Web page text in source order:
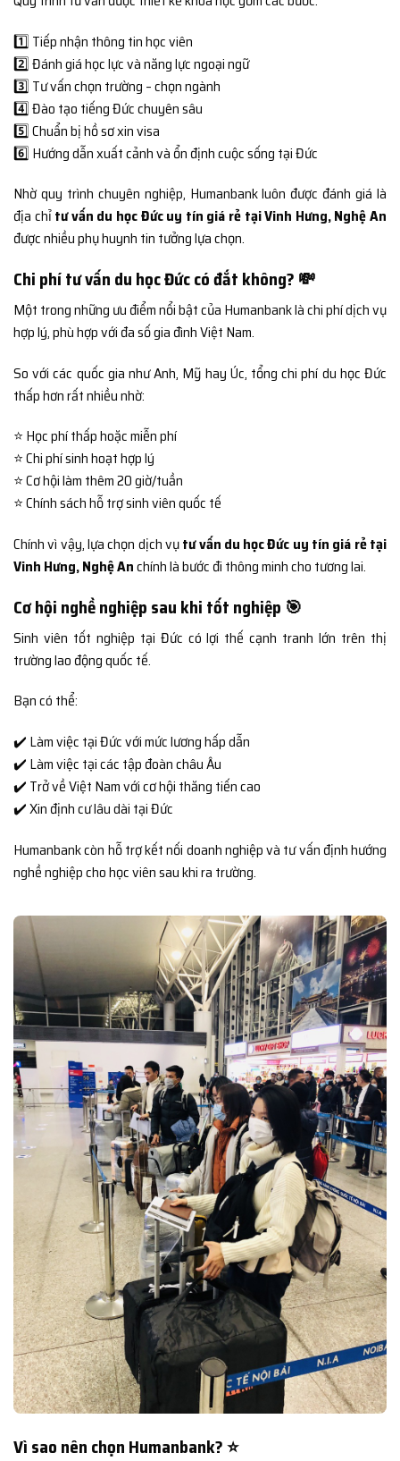
1️⃣ Tiếp nhận thông tin học viên
2️⃣ Đánh giá học lực và năng lực ngoại ngữ
3️⃣ Tư vấn chọn trường – chọn ngành
4️⃣ Đào tạo tiếng Đức chuyên sâu
5️⃣ Chuẩn bị hồ sơ xin visa
6️⃣ Hướng dẫn xuất cảnh và ổn định cuộc sống tại Đức
Nhờ quy trình chuyên nghiệp, Humanbank luôn được đánh giá là
địa chỉtư vấn du học Đức uy tín giá rẻ tại Vinh Hưng, Nghệ An
được nhiều phụ huynh tin tưởng lựa chọn.
Chi phí tư vấn du học Đức có đắt không? 💸
Một trong những ưu điểm nổi bật của Humanbank là chi phí dịch vụ
hợp lý, phù hợp với đa số gia đình Việt Nam.
So với các quốc gia như Anh, Mỹ hay Úc, tổng chi phí du học Đức
thấp hơn rất nhiều nhờ:
⭐ Học phí thấp hoặc miễn phí
⭐ Chi phí sinh hoạt hợp lý
⭐ Cơ hội làm thêm 20 giờ/tuần
⭐ Chính sách hỗ trợ sinh viên quốc tế
Chính vì vậy, lựa chọn dịch vụtư vấn du học Đức uy tín giá rẻ tại
Vinh Hưng, Nghệ Anchính là bước đi thông minh cho tương lai.
Cơ hội nghề nghiệp sau khi tốt nghiệp 🎯
Sinh viên tốt nghiệp tại Đức có lợi thế cạnh tranh lớn trên thị
trường lao động quốc tế.
Bạn có thể:
✔️ Làm việc tại Đức với mức lương hấp dẫn
✔️ Làm việc tại các tập đoàn châu Âu
✔️ Trở về Việt Nam với cơ hội thăng tiến cao
✔️ Xin định cư lâu dài tại Đức
Humanbank còn hỗ trợ kết nối doanh nghiệp và tư vấn định hướng
nghề nghiệp cho học viên sau khi ra trường.
Vì sao nên chọn Humanbank? ⭐